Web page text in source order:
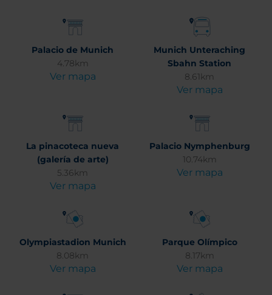
Palacio de Munich
4.78km
Ver mapa
Munich Unteraching
Sbahn Station
8.61km
Ver mapa
La pinacoteca nueva
(galería de arte)
5.36km
Ver mapa
Palacio Nymphenburg
10.74km
Ver mapa
Olympiastadion Munich
8.08km
Ver mapa
Parque Olímpico
8.17km
Ver mapa